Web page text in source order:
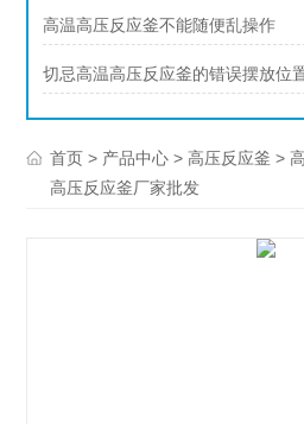
高温高压反应釜不能随便乱操作
切忌高温高压反应釜的错误摆放位
首页 > 产品中心 >高压反应釜 >
高压反应釜厂家批发